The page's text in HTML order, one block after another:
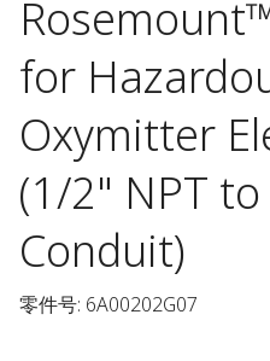
for
Oxymitter
(1/2" NPT
Conduit)
零件号: 6A00202G07